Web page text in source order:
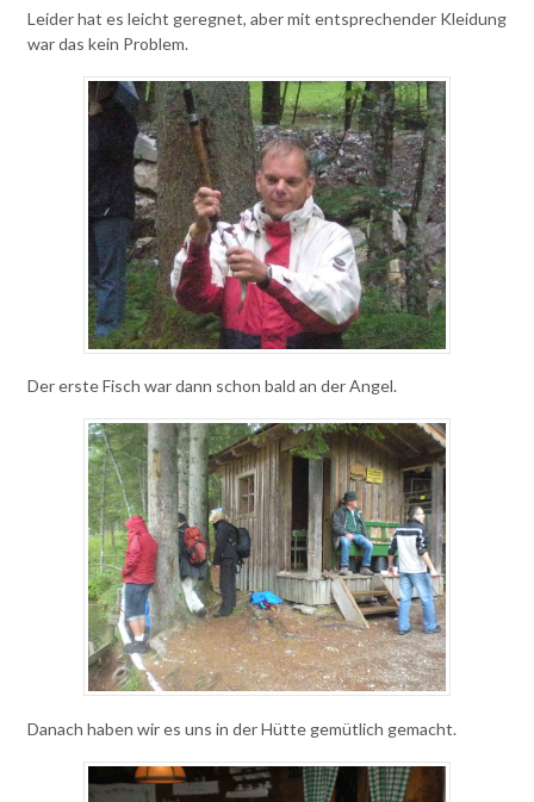
Leider hat es leicht geregnet, aber mit entsprechender Kleidung
war das kein Problem.
Der erste Fisch war dann schon bald an der Angel.
Danach haben wir es uns in der Hütte gemütlich gemacht.